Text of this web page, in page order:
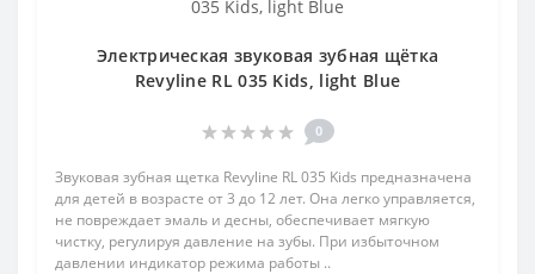
Электрическая звуковая зубная щётка
Revyline RL 035 Kids, light Blue
0
Звуковая зубная щетка Revyline RL 035 Kids предназначена
для детей в возрасте от 3 до 12 лет. Она легко управляется,
не повреждает эмаль и десны, обеспечивает мягкую
чистку, регулируя давление на зубы. При избыточном
давлении индикатор режима работы ..